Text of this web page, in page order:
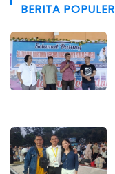
BERITA POPULER